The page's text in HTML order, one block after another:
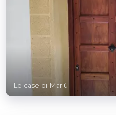
Le case di Mariù